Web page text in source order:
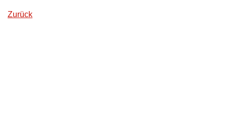
Zurück